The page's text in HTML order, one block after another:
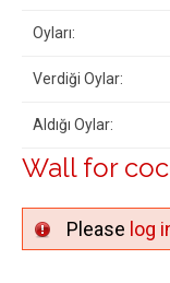
Oyları:
Verdiği Oylar:
Aldığı Oylar:
Wall for
Please log